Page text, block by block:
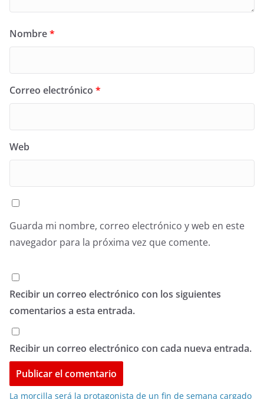
Nombre*
Correo electrónico *
Web
Guarda mi nombre, correo electrónico y web en este
navegador para la próxima vez que comente.
Recibir un correo electrónico con los siguientes
comentarios a esta entrada.
Recibir un correo electrónico con cada nueva entrada.
La morcilla será la protagonista de un fin de semana cargado